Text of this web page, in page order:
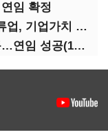
임 확정
진옥동 신한금융 회장 연임…"밸류업, 기업가치 키워"(상보)
신한금융회장 최종 후보에 진옥동…연임 성공(1보)